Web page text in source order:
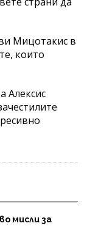
Мицотакис в
които
Алексис
мисли за